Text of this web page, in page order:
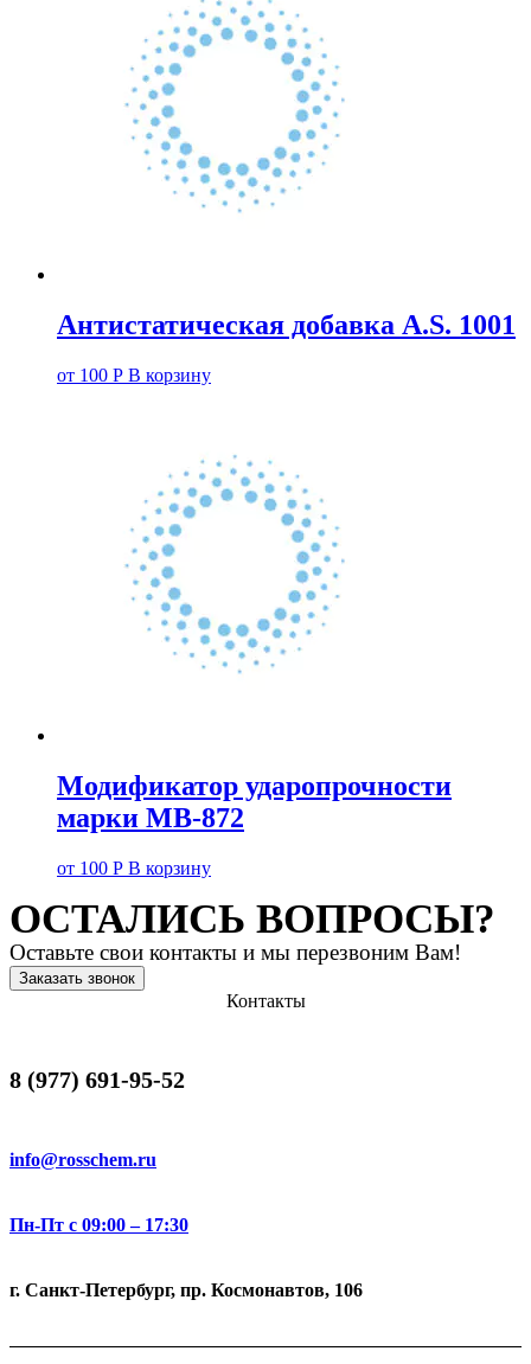
Антистатическая добавка A.S. 1001
от 100 Р В корзину
Модификатор ударопрочности
марки МВ-872
от 100 Р В корзину
ОСТАЛИСЬ ВОПРОСЫ?
Оставьте свои контакты и мы перезвоним Вам!
Заказать звонок
Контакты
8 (977) 691-95-52
info@rosschem.ru
Пн-Пт с 09:00 – 17:30
г. Санкт-Петербург, пр. Космонавтов, 106